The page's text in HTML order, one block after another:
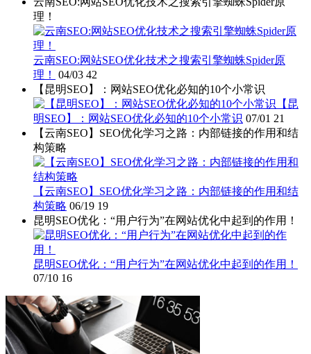
理！
云南SEO:网站SEO优化技术之搜索引擎蜘蛛Spider原
理！
04/03 42
【昆明SEO】：网站SEO优化必知的10个小常识
【昆
明SEO】：网站SEO优化必知的10个小常识 07/01 21
【云南SEO】SEO优化学习之路：内部链接的作用和结
构策略
【云南SEO】SEO优化学习之路：内部链接的作用和结
构策略 06/19 19
昆明SEO优化：“用户行为”在网站优化中起到的作用！
昆明SEO优化：“用户行为”在网站优化中起到的作用！
07/10 16